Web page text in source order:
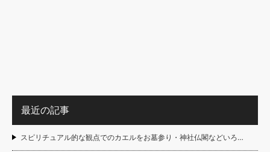
最近の記事
スピリチュアル的な観点でのカエルをお墓参り・神社仏閣などいろ…